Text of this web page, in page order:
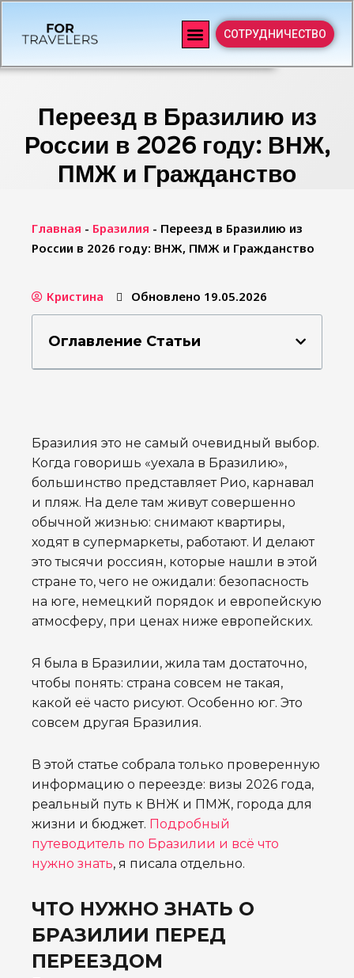
СОТРУДНИЧЕСТВО
Переезд в Бразилию из
России в 2026 году: ВНЖ,
ПМЖ и Гражданство
Главная - Бразилия - Переезд в Бразилию из
России в 2026 году: ВНЖ, ПМЖ и Гражданство
Кристина Обновлено 19.05.2026
Оглавление Статьи
Бразилия это не самый очевидный выбор.
Когда говоришь «уехала в Бразилию»,
большинство представляет Рио, карнавал
и пляж. На деле там живут совершенно
обычной жизнью: снимают квартиры,
ходят в супермаркеты, работают. И делают
это тысячи россиян, которые нашли в этой
стране то, чего не ожидали: безопасность
на юге, немецкий порядок и европейскую
атмосферу, при ценах ниже европейских.
Я была в Бразилии, жила там достаточно,
чтобы понять: страна совсем не такая,
какой её часто рисуют. Особенно юг. Это
совсем другая Бразилия.
В этой статье собрала только проверенную
информацию о переезде: визы 2026 года,
реальный путь к ВНЖ и ПМЖ, города для
жизни и бюджет. Подробный
путеводитель по Бразилии и всё что
нужно знать, я писала отдельно.
ЧТО НУЖНО ЗНАТЬ О
БРАЗИЛИИ ПЕРЕД
ПЕРЕЕЗДОМ